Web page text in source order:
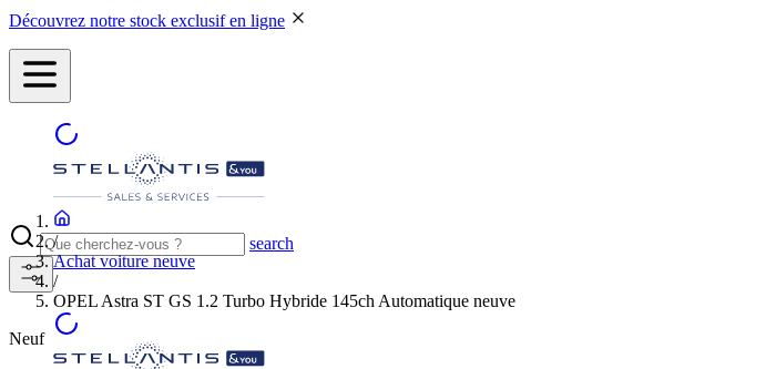
Découvrez notre stock exclusif en ligne
search
/
Achat voiture neuve
/
OPEL Astra ST GS 1.2 Turbo Hybride 145ch Automatique neuve
Neuf